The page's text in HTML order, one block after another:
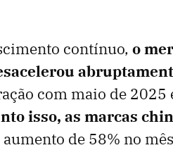
contínuo, o
com maio de 2025
isso, as marcas
de 58% no